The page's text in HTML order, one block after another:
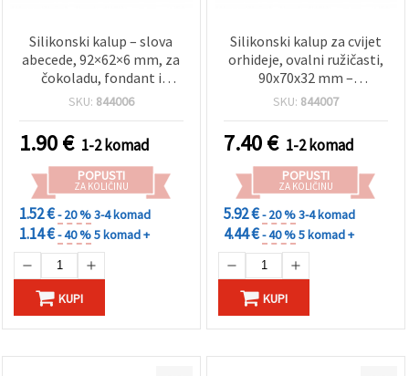
Silikonski kalup – slova
abecede, 92×62×6 mm, za
čokoladu, fondant i
ukrašavanje torti
SKU: 844006
1.90€ 1-2 komad
POPUSTI
ZA KOLIČINU
1.52 €- 20 %3-4 komad
1.14 €- 40 %5 komad +
KUPI
Silikonski kalup za cvijet
orhideje, ovalni ružičasti,
90x70x32 mm –
fleksibilan, neljepljiv; za
torti, kolača i keksa,
čokoladu, bombone,
sapune i epoksidnu smolu
SKU: 844007
7.40€ 1-2 komad
POPUSTI
ZA KOLIČINU
5.92 €- 20 %3-4 komad
4.44 €- 40 %5 komad +
KUPI